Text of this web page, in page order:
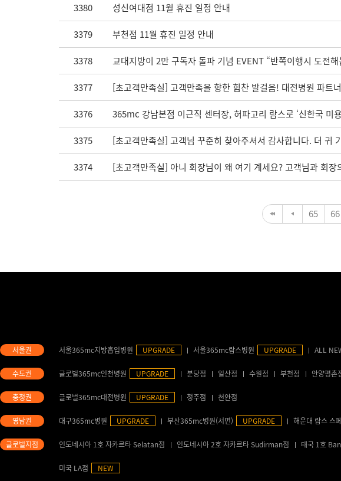
3380 성신여대점 11월 휴진 일정 안내
3379 부천점 11월 휴진 일정 안내
3378 교대지방이 2만 구독자 돌파 기념 EVENT “반쪽이행시 도전해
3377 [초고객만족실] 고객만족을 향한 힘찬 발걸음! 대전병원 파트
3376 365mc 강남본점 이근직 센터장, 허파고리 람스로 ‘신한국 미
3375 [초고객만족실] 고객님 꾸준히 찾아주셔서 감사합니다. 더 귀
3374 [초고객만족실] 아니 회장님이 왜 여기 계세요? 고객님과 회장
65 66
서울365mc지방흡입병원 UPGRADE 서울365mc람스병원 UPGRADE ALL
글로벌365mc인천병원 UPGRADE 분당점 일산점 수원점 부천점 안양평촌
글로벌365mc대전병원 UPGRADE 청주점 천안점
대구365mc병원 UPGRADE 부산365mc병원(서면) UPGRADE 해운대 람스 스
인도네시아 1호 자카르타 Selatan점 인도네시아 2호 자카르타 Sudirman점 태국 1호
미국 LA점 NEW